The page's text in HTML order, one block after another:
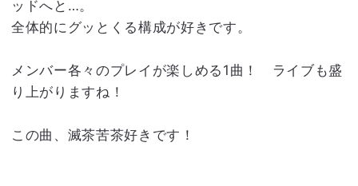
ッドへと…。
全体的にグッとくる構成が好きです。
メンバー各々のプレイが楽しめる1曲！ ライブも盛
り上がりますね！
この曲、滅茶苦茶好きです！